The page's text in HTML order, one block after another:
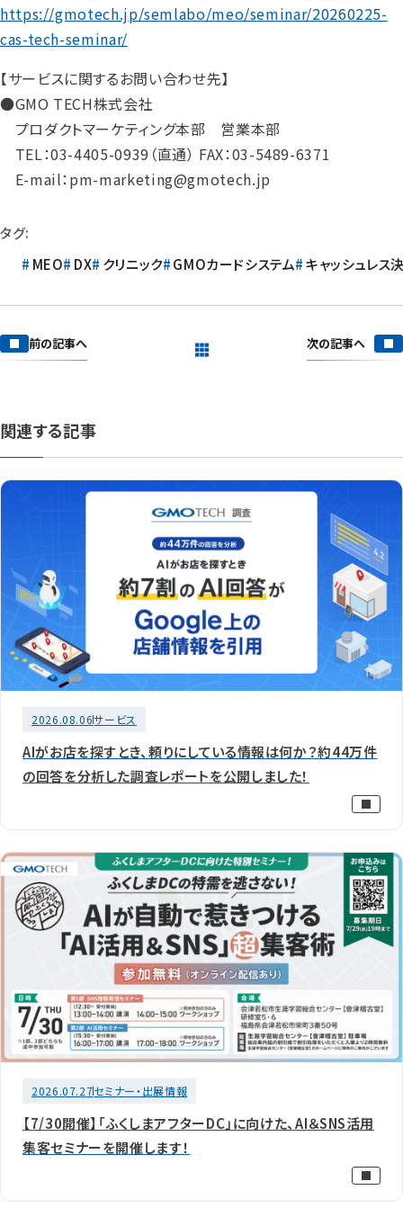
https://gmotech.jp/semlabo/meo/seminar/20260225-
cas-tech-seminar/
【サービスに関するお問い合わせ先】
●GMO TECH株式会社
プロダクトマーケティング本部 営業本部
TEL：03-4405-0939（直通） FAX：03-5489-6371
E-mail：pm-marketing@gmotech.jp
タグ:
MEO
DX クリニック GMOカードシステム キャッシュレス
前の記事へ 次の記事へ
関連する記事
2026.08.06サービス
AIがお店を探すとき、頼りにしている情報は何か？約44万件
の回答を分析した調査レポートを公開しました！
2026.07.27セミナー・出展情報
【7/30開催】「ふくしまアフターDC」に向けた、AI＆SNS活用
集客セミナーを開催します！